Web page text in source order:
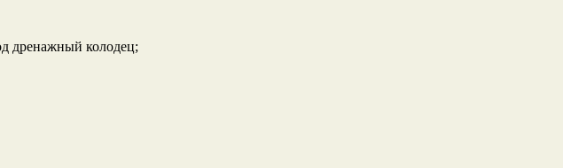
дренажный колодец;